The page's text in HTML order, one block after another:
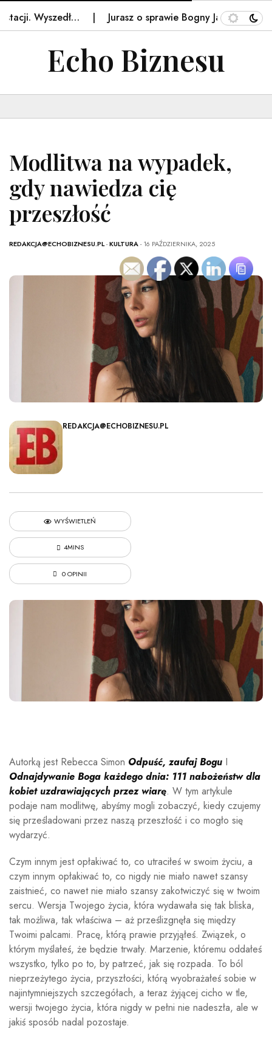
Wyszedł… Jurasz o sprawie Bogny Janke. Ostre
Echo Biznesu
Modlitwa na wypadek,
gdy nawiedza cię
przeszłość
REDAKCJA@ECHOBIZNESU.PL-KULTURA- 16 PAŹDZIERNIKA, 2025
REDAKCJA@ECHOBIZNESU.PL
WYŚWIETLEŃ
4MINS
0 OPINII
Autorką jest Rebecca Simon Odpuść, zaufaj Bogu I
Odnajdywanie Boga każdego dnia: 111 nabożeństw dla
kobiet uzdrawiających przez wiarę. W tym artykule
podaje nam modlitwę, abyśmy mogli zobaczyć, kiedy czujemy
się prześladowani przez naszą przeszłość i co mogło się
wydarzyć.
Czym innym jest opłakiwać to, co utraciłeś w swoim życiu, a
czym innym opłakiwać to, co nigdy nie miało nawet szansy
zaistnieć, co nawet nie miało szansy zakotwiczyć się w twoim
sercu. Wersja Twojego życia, która wydawała się tak bliska,
tak możliwa, tak właściwa – aż prześlizgnęła się między
Twoimi palcami. Pracę, którą prawie przyjąłeś. Związek, o
którym myślałeś, że będzie trwały. Marzenie, któremu oddałeś
wszystko, tylko po to, by patrzeć, jak się rozpada. To ból
nieprzeżytego życia, przyszłości, którą wyobrażałeś sobie w
najintymniejszych szczegółach, a teraz żyjącej cicho w tle,
wersji twojego życia, która nigdy w pełni nie nadeszła, ale w
jakiś sposób nadal pozostaje.